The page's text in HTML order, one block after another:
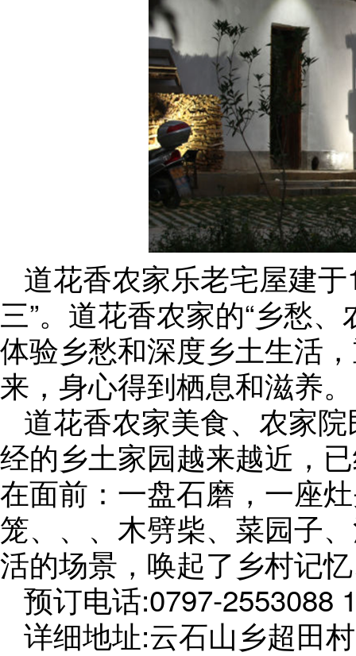
道花香农家乐老宅屋建
三”。道花香农家的“乡愁
体验乡愁和深度乡土生活
来，身心得到栖息和滋养。
道花香农家美食、农家
经的乡土家园越来越近，
在面前：一盘石磨，一座
笼、、、木劈柴、菜园子
活的场景，唤起了乡村记
预订电话:0797-2553088
详细地址:云石山乡超田